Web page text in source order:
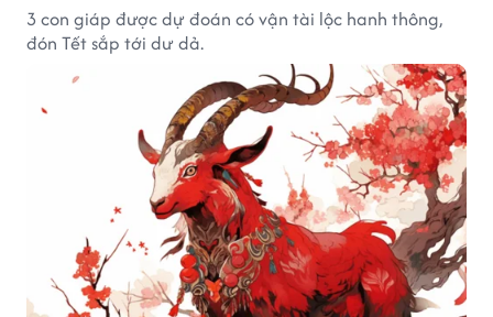
3 con giáp được dự đoán có vận tài lộc hanh thông,
đón Tết sắp tới dư dả.